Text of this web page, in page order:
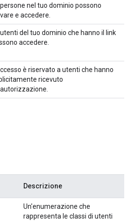
persone nel tuo dominio possono
e accedere.
utenti del tuo dominio che hanno il link
accedere.
è riservato a utenti che hanno
ricevuto
Descrizione
Un'enumerazione che
rappresenta le classi di utenti